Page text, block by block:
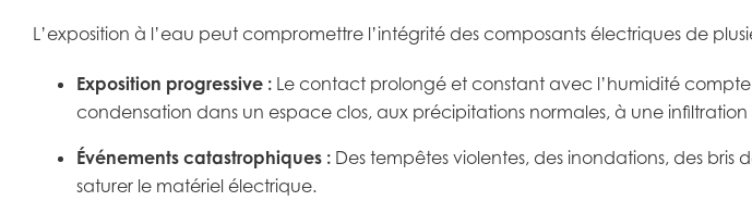
L’exposition à l’eau peut compromettre l’intégrité des composants électriques de
Exposition progressive : Le contact prolongé et constant avec l’humidité
condensation dans un espace clos, aux précipitations normales, à une
Événements catastrophiques : Des tempêtes violentes, des inondations, des
saturer le matériel électrique.